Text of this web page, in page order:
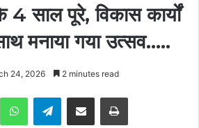
4 साल पूरे, विकास कार्यों
मनाया गया उत्सव…..
24, 2026 2 minutes read
WhatsAppTelegramShare via Email Print